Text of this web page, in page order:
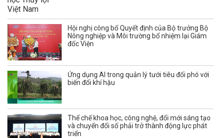
Hội nghị công bố Quyết định của Bộ trưởng Bộ
Nông nghiệp và Môi trường bổ nhiệm lại Giám
đốc Viện
Ứng dụng AI trong quản lý tưới tiêu đối phó với
biến đổi khí hậu
Thể chế khoa học, công nghệ, đổi mới sáng tạo
và chuyển đổi số phải trở thành động lực phát
triển